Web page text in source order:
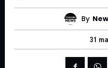
By
31